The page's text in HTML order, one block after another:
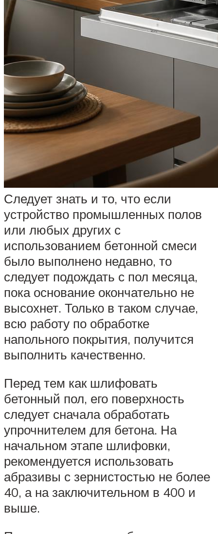
Следует знать и то, что если
устройство промышленных полов
или любых других с
использованием бетонной смеси
было выполнено недавно, то
следует подождать с пол месяца,
пока основание окончательно не
высохнет. Только в таком случае,
всю работу по обработке
напольного покрытия, получится
выполнить качественно.
Перед тем как шлифовать
бетонный пол, его поверхность
следует сначала обработать
упрочнителем для бетона. На
начальном этапе шлифовки,
рекомендуется использовать
абразивы с зернистостью не более
40, а на заключительном в 400 и
выше.